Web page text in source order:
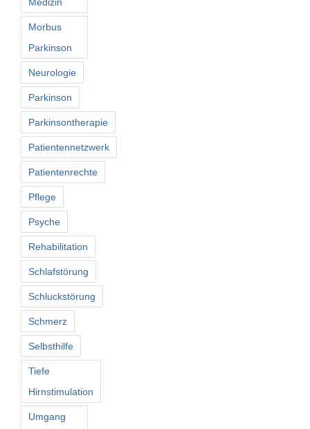
Morbus
Parkinson
Neurologie
Parkinson
Parkinsontherapie
Patientennetzwerk
Patientenrechte
Pflege
Psyche
Rehabilitation
Schlafstörung
Schluckstörung
Schmerz
Selbsthilfe
Tiefe
Hirnstimulation
Umgang